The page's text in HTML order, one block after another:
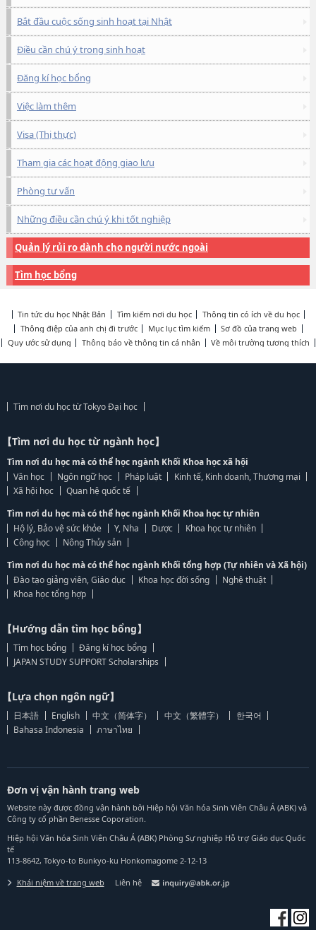
Bắt đầu cuộc sống sinh hoạt tại Nhật
Điều cần chú ý trong sinh hoạt
Đăng kí học bổng
Việc làm thêm
Visa (Thị thực)
Tham gia các hoạt động giao lưu
Phòng tư vấn
Những điều cần chú ý khi tốt nghiệp
Quản lý rủi ro dành cho người nước ngoài
Tìm học bổng
Tin tức du học Nhật Bản Tìm kiếm nơi du học
Thông tin có ích về du học
Thông điệp của anh chị đi trước
Mục lục tìm kiếm
Sơ đồ của trang web
Quy ước sử dụng
Thông báo về thông tin cá nhân Về môi trường tương thích
Tìm nơi du học từ Tokyo Đại học
【Tìm nơi du học từ ngành học】
Tìm nơi du học mà có thể học ngành Khối Khoa học xã hội
Văn học
Ngôn ngữ học Pháp luật
Kinh tế, Kinh doanh, Thương mại
Xã hội học
Quan hệ quốc tế
Tìm nơi du học mà có thể học ngành Khối Khoa học tự nhiên
Hộ lý, Bảo vệ sức khỏe
Y, Nha Dược
Khoa học tự nhiên
Công học
Nông Thủy sản
Tìm nơi du học mà có thể học ngành Khối tổng hợp (Tự nhiên và Xã hội)
Đào tạo giảng viên, Giáo dục
Khoa học đời sống
Nghệ thuật
Khoa học tổng hợp
【Hướng dẫn tìm học bổng】
Tìm học bổng
Đăng kí học bổng
JAPAN STUDY SUPPORT Scholarships
【Lựa chọn ngôn ngữ】
日本語 English 中文（简体字） 中文（繁體字）
한국어
Bahasa Indonesia
ภาษาไทย
Đơn vị vận hành trang web
Website này được đồng vận hành bởi Hiệp hội Văn hóa Sinh Viên Châu Á (ABK) và
Công ty cổ phần Benesse Coporation.
Hiệp hội Văn hóa Sinh Viên Châu Á (ABK) Phòng Sự nghiệp Hỗ trợ Giáo dục Quốc
tế
113-8642, Tokyo-to Bunkyo-ku Honkomagome 2-12-13
Khái niệm về trang web Liên hệ